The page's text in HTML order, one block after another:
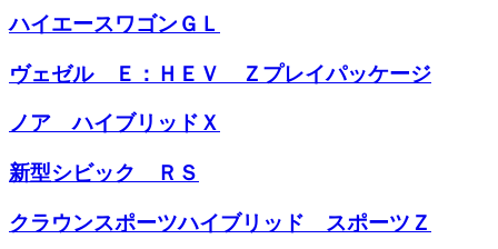
ハイエースワゴンＧＬ
ヴェゼル Ｅ：ＨＥＶ Ｚプレイパッケージ
ノア ハイブリッドＸ
新型シビック ＲＳ
クラウンスポーツハイブリッド スポーツＺ